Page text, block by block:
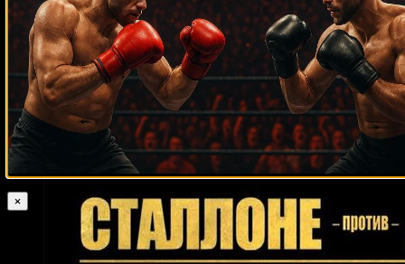
Марсель Целлер
Томми Пиакок Дэвид Бей Билл Шарки
Викториано
Соса Шон О’Мэлли Дикки Эклунд Куваныч Тойгонбаев
Ричард
Комми Осси Окасио Флойд Мейвезер-старший Сэмми Фуэнтес
Мелвин Эппс Пол Смит Джозеф Паркер Майк
Тайсон Сонг Кинан Фахсан 3K Баттери Рон Лайл Хьюн Мин
Чой
Азума Нельсон Сезар Наджера Милтон Нуньес
×